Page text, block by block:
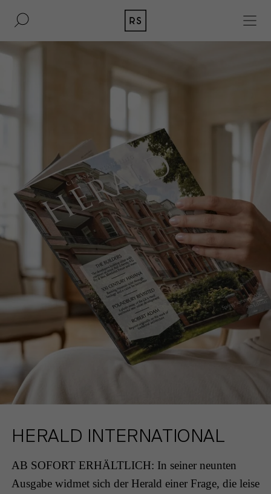
MAGAZIN
KONTAKT
BERLIN
DÜSSELDORF
UNTERNEHMEN
PRESSE
IMPRESSUM
DATENSCHUTZ
KARRIERE
HERALD INTERNATIONAL
AB SOFORT ERHÄLTLICH: In seiner neunten
Ausgabe widmet sich der Herald einer Frage, die leise